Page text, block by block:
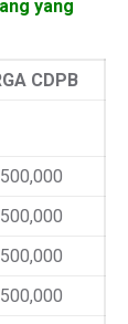
yang
CDPB